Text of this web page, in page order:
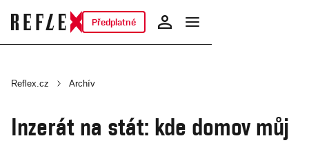
Předplatné
Reflex.cz Archív
Inzerát na stát: kde domov můj